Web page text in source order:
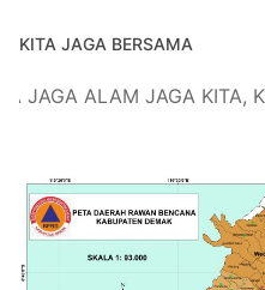
KITA JAGA BERSAMA
JAGA KITA, KITA SIAP